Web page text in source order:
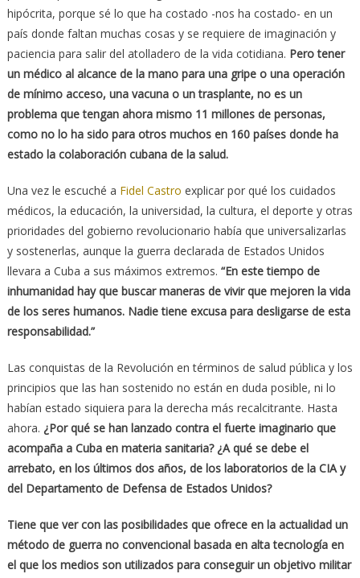
hipócrita, porque sé lo que ha costado -nos ha costado- en un
país donde faltan muchas cosas y se requiere de imaginación y
paciencia para salir del atolladero de la vida cotidiana. Pero tener
un médico al alcance de la mano para una gripe o una operación
de mínimo acceso, una vacuna o un trasplante, no es un
problema que tengan ahora mismo 11 millones de personas,
como no lo ha sido para otros muchos en 160 países donde ha
estado la colaboración cubana de la salud.
Una vez le escuché a Fidel Castro explicar por qué los cuidados
médicos, la educación, la universidad, la cultura, el deporte y otras
prioridades del gobierno revolucionario había que universalizarlas
y sostenerlas, aunque la guerra declarada de Estados Unidos
llevara a Cuba a sus máximos extremos. “En este tiempo de
inhumanidad hay que buscar maneras de vivir que mejoren la vida
de los seres humanos. Nadie tiene excusa para desligarse de esta
responsabilidad.”
Las conquistas de la Revolución en términos de salud pública y los
principios que las han sostenido no están en duda posible, ni lo
habían estado siquiera para la derecha más recalcitrante. Hasta
ahora. ¿Por qué se han lanzado contra el fuerte imaginario que
acompaña a Cuba en materia sanitaria? ¿A qué se debe el
arrebato, en los últimos dos años, de los laboratorios de la CIA y
del Departamento de Defensa de Estados Unidos?
Tiene que ver con las posibilidades que ofrece en la actualidad un
método de guerra no convencional basada en alta tecnología en
el que los medios son utilizados para conseguir un objetivo militar